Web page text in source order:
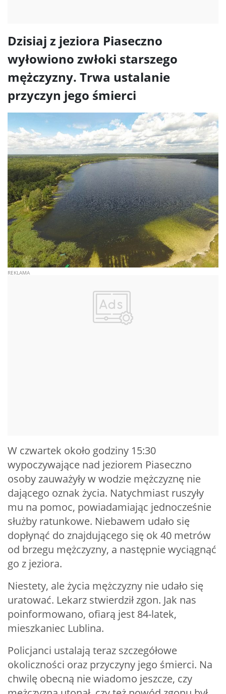
Dzisiaj z jeziora Piaseczno
wyłowiono zwłoki starszego
mężczyzny. Trwa ustalanie
przyczyn jego śmierci
W czwartek około godziny 15:30
wypoczywające nad jeziorem Piaseczno
osoby zauważyły w wodzie mężczyznę nie
dającego oznak życia. Natychmiast ruszyły
mu na pomoc, powiadamiając jednocześnie
służby ratunkowe. Niebawem udało się
dopłynąć do znajdującego się ok 40 metrów
od brzegu mężczyzny, a następnie wyciągnąć
go z jeziora.
Niestety, ale życia mężczyzny nie udało się
uratować. Lekarz stwierdził zgon. Jak nas
poinformowano, ofiarą jest 84-latek,
mieszkaniec Lublina.
Policjanci ustalają teraz szczegółowe
okoliczności oraz przyczyny jego śmierci. Na
chwilę obecną nie wiadomo jeszcze, czy